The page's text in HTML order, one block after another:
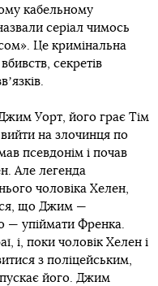
кабельному
серіал чимось
Це кримінальна
секретів
Уорт, його грає Тім
на злочинця по
псевдонім і почав
Але легенда
чоловіка Хелен,
що Джим —
— упіймати Френка.
і, поки чоловік Хелен і
з поліцейським,
його. Джим